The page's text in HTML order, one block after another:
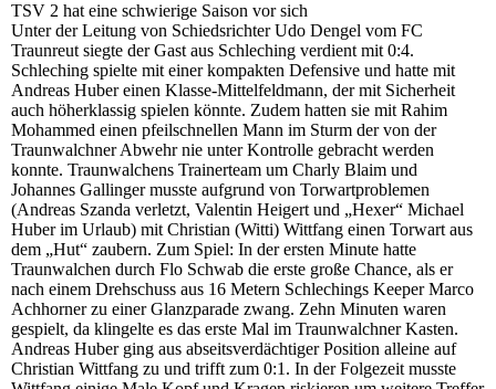
TSV 2 hat eine schwierige Saison vor sich
Unter der Leitung von Schiedsrichter Udo Dengel vom FC
Traunreut siegte der Gast aus Schleching verdient mit 0:4.
Schleching spielte mit einer kompakten Defensive und hatte mit
Andreas Huber einen Klasse-Mittelfeldmann, der mit Sicherheit
auch höherklassig spielen könnte. Zudem hatten sie mit Rahim
Mohammed einen pfeilschnellen Mann im Sturm der von der
Traunwalchner Abwehr nie unter Kontrolle gebracht werden
konnte. Traunwalchens Trainerteam um Charly Blaim und
Johannes Gallinger musste aufgrund von Torwartproblemen
(Andreas Szanda verletzt, Valentin Heigert und „Hexer“ Michael
Huber im Urlaub) mit Christian (Witti) Wittfang einen Torwart aus
dem „Hut“ zaubern. Zum Spiel: In der ersten Minute hatte
Traunwalchen durch Flo Schwab die erste große Chance, als er
nach einem Drehschuss aus 16 Metern Schlechings Keeper Marco
Achhorner zu einer Glanzparade zwang. Zehn Minuten waren
gespielt, da klingelte es das erste Mal im Traunwalchner Kasten.
Andreas Huber ging aus abseitsverdächtiger Position alleine auf
Christian Wittfang zu und trifft zum 0:1. In der Folgezeit musste